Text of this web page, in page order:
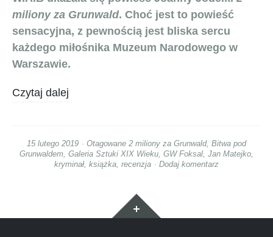
miliony za Grunwald. Choć jest to powieść
sensacyjna, z pewnością jest bliska sercu
każdego miłośnika Muzeum Narodowego w
Warszawie.
Czytaj dalej
15 lutego 2019 Otagowane 2 miliony za Grunwald, Bitwa pod
Grunwaldem Galeria Sztuki XIX Wieku GW Foksal Jan Matejko
kryminał książka recenzja Dodaj komentarz
Widgety